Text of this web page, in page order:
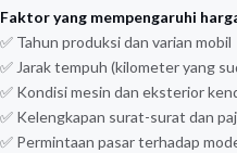
Faktor yang mempengaruhi
✅ Tahun produksi dan varian mobil
✅ Jarak tempuh (kilometer yang
✅ Kondisi mesin dan eksterior
✅ Kelengkapan surat-surat dan
✅ Permintaan pasar terhadap